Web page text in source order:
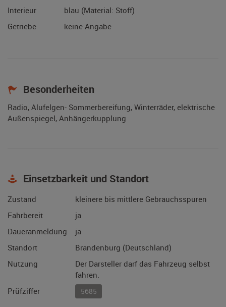
Interieur
blau (Material: Stoff)
Getriebe
keine Angabe
Besonderheiten
Radio, Alufelgen- Sommerbereifung, Winterräder, elektrische
Außenspiegel, Anhängerkupplung
Einsetzbarkeit und Standort
Zustand
kleinere bis mittlere Gebrauchsspuren
Fahrbereit
ja
Daueranmeldung
ja
Standort
Brandenburg (Deutschland)
Nutzung
Der Darsteller darf das Fahrzeug selbst
fahren.
Prüfziffer
5685